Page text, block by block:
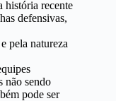
história recente
defensivas,
pela natureza
não sendo
pode ser